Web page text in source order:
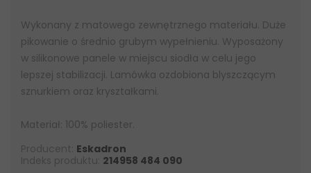
Wykonany z matowego zewnętrznego materiału. Duże
pikowanie o średnio grubym wypełnieniu. Wyposażony
w silikonowe panele w miejscu siodła w celu jego
lepszej stabilizacji. Lamówka ozdobiona blyszczącym
sznurkiem oraz kryształkami.
Materiał: 100% poliester.
Producent: Eskadron
Indeks produktu: 214958 484 090